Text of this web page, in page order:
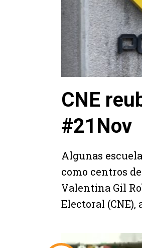
CNE
#21Nov
Algunas
como centros
Valentina Gil
Electoral (CNE),